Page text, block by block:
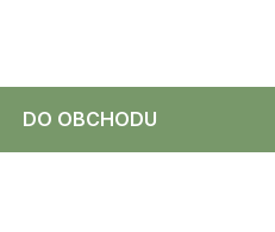
DO OBCHODU